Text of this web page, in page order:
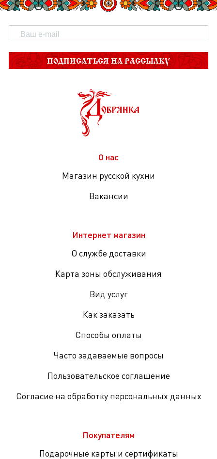
ПОДПИСАТЬСЯ НА РАССЫЛКУ
О нас
Магазин русской кухни
Вакансии
Интернет магазин
О службе доставки
Карта зоны обслуживания
Вид услуг
Как заказать
Способы оплаты
Часто задаваемые вопросы
Пользовательское соглашение
Согласие на обработку персональных данных
Покупателям
Подарочные карты и сертификаты